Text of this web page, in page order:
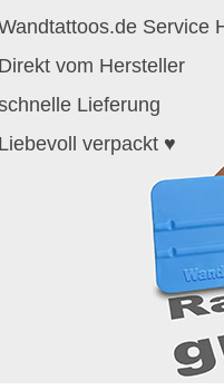
Service
Direkt vom Hersteller
Lieferung
Liebevoll verpackt ♥